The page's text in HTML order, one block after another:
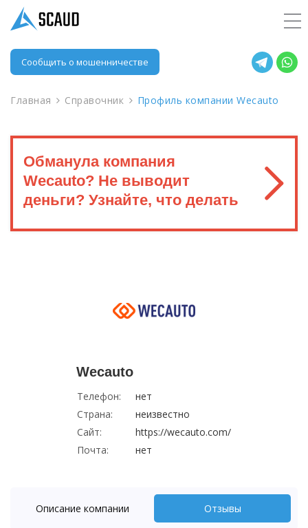
Сообщить о мошенничестве
Главная Справочник Профиль компании Wecauto
Обманула компания
Wecauto? Не выводит
деньги? Узнайте, что делать
Wecauto
Телефон:
нет
Страна:
неизвестно
Сайт:
https://wecauto.com/
Почта:
нет
Описание компании Отзывы